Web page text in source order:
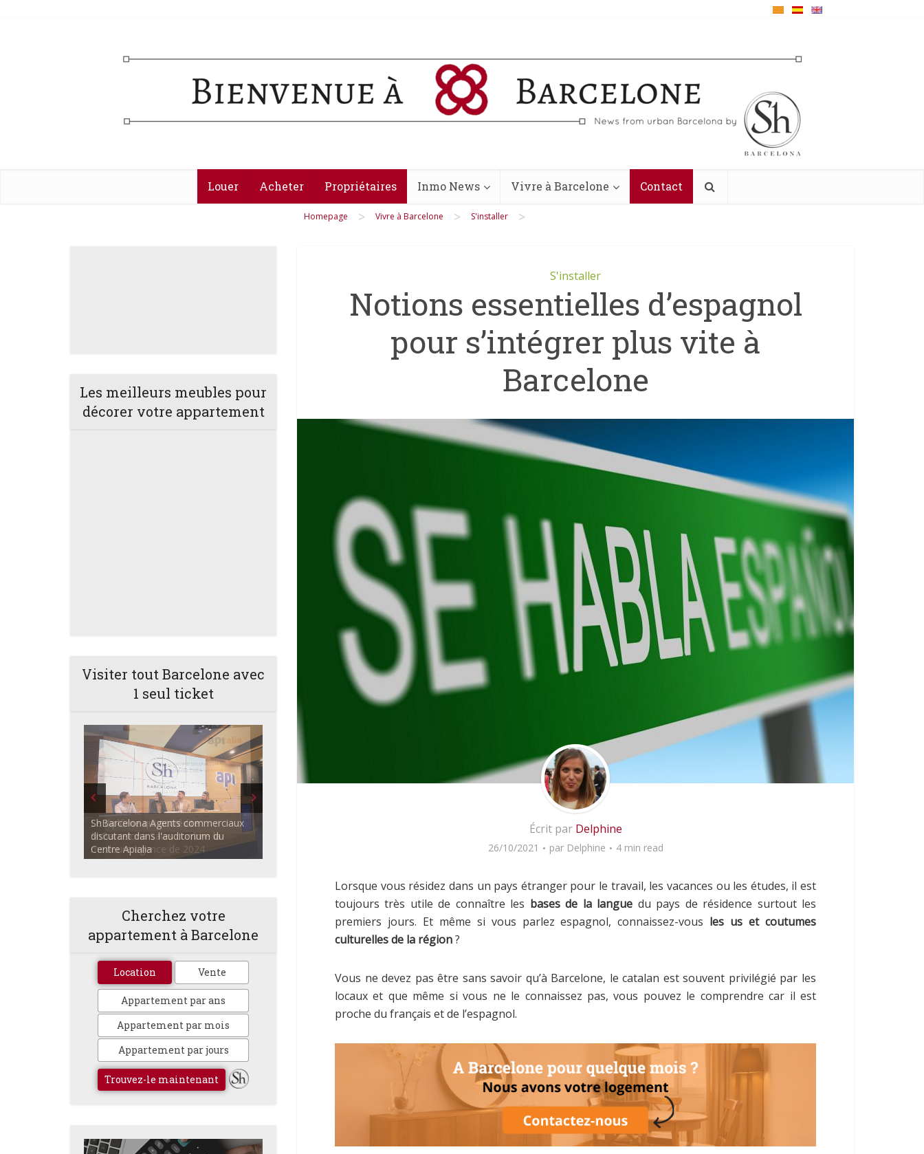
Louer Acheter Propriétaires Inmo News Vivre à Barcelone Contact
Homepage > Vivre à Barcelone > S'installer >
Les meilleurs meubles pour
décorer votre appartement
Visiter tout Barcelone avec
1 seul ticket
ShBarcelona Agents commerciaux
discutant dans l'auditorium du
Centre Apialia
Cherchez votre
appartement à Barcelone
Location Vente
Appartement par ans
Appartement par mois
Appartement par jours
Trouvez-le maintenant
S'installer
Notions essentielles d’espagnol
pour s’intégrer plus vite à
Barcelone
Écrit par Delphine
26/10/2021 par Delphine 4 min read
Lorsque vous résidez dans un pays étranger pour le travail, les vacances ou les études, il est
toujours très utile de connaître les bases de la langue du pays de résidence surtout les
premiers jours. Et même si vous parlez espagnol, connaissez-vous les us et coutumes
culturelles de la région?
Vous ne devez pas être sans savoir qu’à Barcelone, le catalan est souvent privilégié par les
locaux et que même si vous ne le connaissez pas, vous pouvez le comprendre car il est
proche du français et de l’espagnol.